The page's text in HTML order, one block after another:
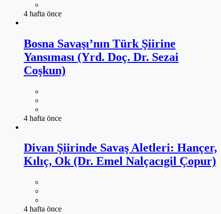
4 hafta önce
Bosna Savaşı’nın Türk Şiirine
Yansıması (Yrd. Doç. Dr. Sezai
Coşkun)
4 hafta önce
Divan Şiirinde Savaş Aletleri: Hançer,
Kılıç, Ok (Dr. Emel Nalçacıgil Çopur)
4 hafta önce